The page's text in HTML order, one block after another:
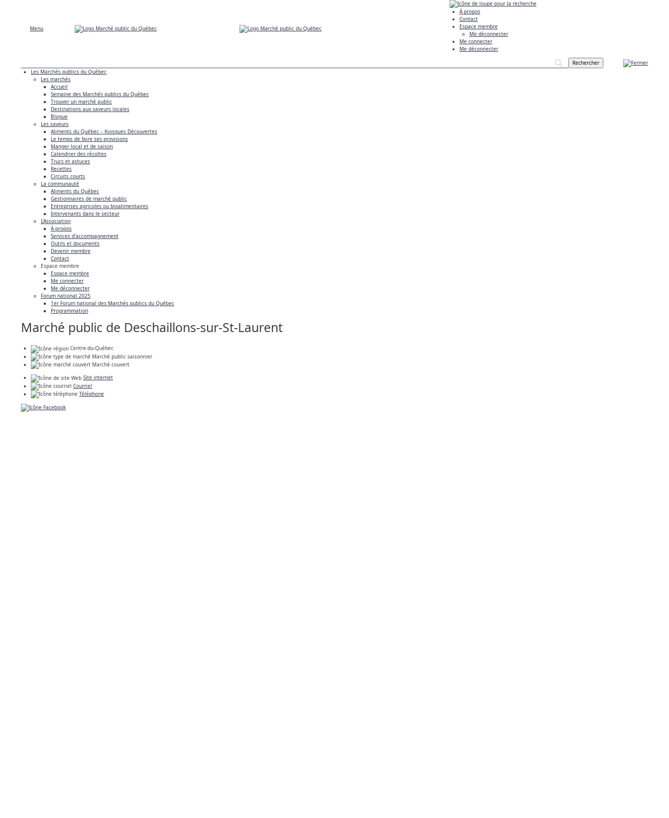
Menu
À propos
Contact
Espace membre
Me déconnecter
Me connecter
Me déconnecter
Les Marchés publics du Québec
Les marchés
Accueil
Semaine des Marchés publics du Québec
Trouver un marché public
Destinations aux saveurs locales
Blogue
Les saveurs
Aliments du Québec – Kiosques Découvertes
Le temps de faire ses provisions
Manger local et de saison
Calendrier des récoltes
Trucs et astuces
Recettes
Circuits courts
La communauté
Aliments du Québec
Gestionnaires de marché public
Entreprises agricoles ou bioalimentaires
Intervenants dans le secteur
L’Association
À propos
Services d’accompagnement
Outils et documents
Devenir membre
Contact
Espace membre
Espace membre
Me connecter
Me déconnecter
Forum national 2025
1er Forum national des Marchés publics du Québec
Programmation
Marché public de Deschaillons-sur-St-Laurent
Centre-du-Québec
Marché public saisonnier
Marché couvert
Site internet
Courriel
Téléphone